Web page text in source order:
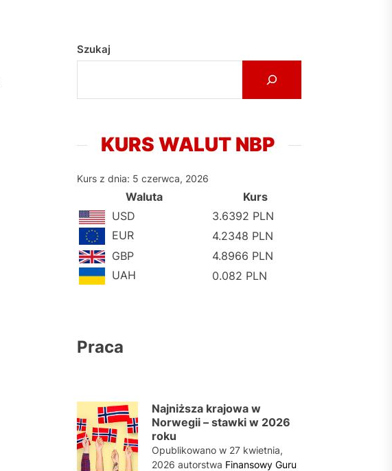
Szukaj
KURS WALUT NBP
Kurs z dnia: 5 czerwca, 2026
Waluta
Kurs
USD
3.6392 PLN
EUR
4.2348 PLN
GBP
4.8966 PLN
UAH
0.082 PLN
Praca
Najniższa krajowa w
Norwegii – stawki w 2026
roku
Opublikowano w 27 kwietnia,
2026 autorstwa Finansowy Guru